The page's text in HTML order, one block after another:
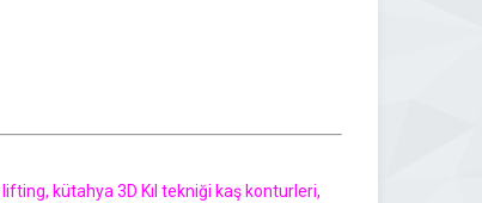
kütahya 3D Kıl tekniği kaş konturleri,